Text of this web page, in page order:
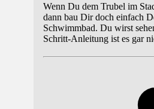
Wenn Du dem Trubel im
dann bau Dir doch einfach
Schwimmbad. Du wirst
Schritt-Anleitung ist es gar